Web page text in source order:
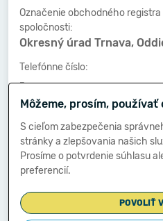
Označenie obchodného
spoločnosti:
Okresný úrad Trnava,
Telefónne číslo:
-
Faxové číslo:
-
E-mailová adresa:
-
Zostavená dňa:
Môžeme, prosím, používať
S cieľom zabezpečenia
stránky a zlepšovania našich
Prosíme o potvrdenie súhlasu
preferencií.
POVOLIŤ